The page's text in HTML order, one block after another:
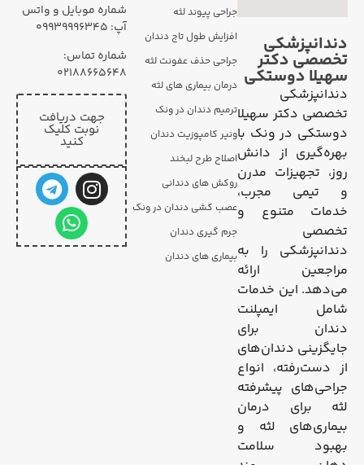
دندانپزشکی
تخصصی دکتر
سهیلا دوستکی
دندانپزشکی
تخصصی دکتر سهیلا
دوستکی در ونک با
بهره‌گیری از دانش
روز، تجهیزات مدرن
و تیمی مجرب،
خدمات متنوع و
تخصصی
دندانپزشکی را به
مراجعین ارائه
می‌دهد. این خدمات
شامل ایمپلنت
دندان برای
جایگزینی دندان‌های
از دست‌رفته، انواع
جراحی‌های پیشرفته
لثه برای درمان
بیماری‌های لثه و
بهبود سلامت
جراحی پیوند لثه
افزایش طول تاج دندان
جراحی حذف عفونت لثه
درمان بیماری های لثه
ترمیم دندان در ونک
ونیر کامپوزیت دندان
اصلاح طرح لبخند
روکش های دندانی
عصب کشی دندان در ونک
جرم گیری دندان
بیماری های دندان
شماره موبایل و واتس
آپ: ۰۹۹۳۹۹۹۶۳۴۵
شماره تماس:
02188665648
جهت دریافت
نوبت کلیک
کنید